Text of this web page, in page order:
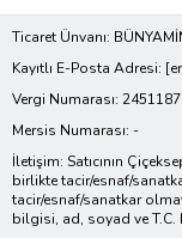
Ticaret Ünvanı:
Kayıtlı E-Posta Adresi:
Vergi Numarası:
Mersis Numarası: -
İletişim: Satıcının
birlikte tacir/esnaf/
tacir/esnaf/sanatkar
bilgisi, ad, soyad ve T.C.